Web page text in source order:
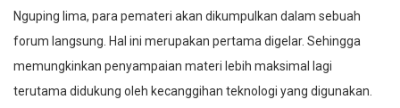
Nguping lima, para pemateri akan dikumpulkan dalam sebuah
forum langsung. Hal ini merupakan pertama digelar. Sehingga
memungkinkan penyampaian materi lebih maksimal lagi
terutama didukung oleh kecanggihan teknologi yang digunakan.